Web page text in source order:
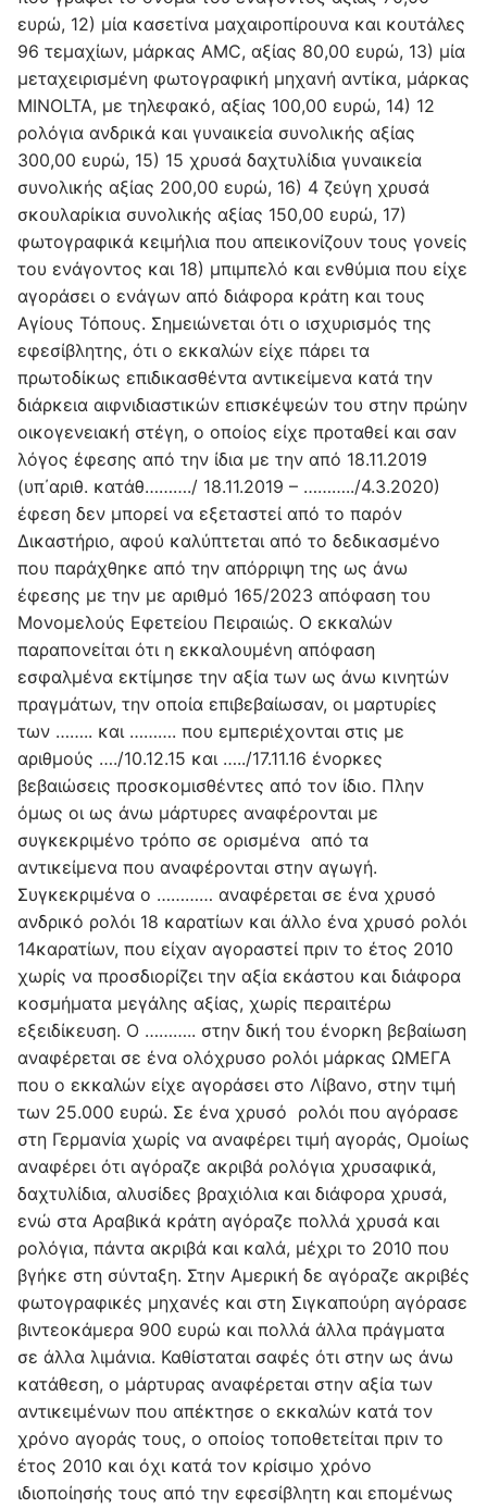
ευρώ, 12) μία κασετίνα μαχαιροπίρουνα και κουτάλες
96 τεμαχίων, μάρκας AMC, αξίας 80,00 ευρώ, 13) μία
μεταχειρισμένη φωτογραφική μηχανή αντίκα, μάρκας
MINOLTA, με τηλεφακό, αξίας 100,00 ευρώ, 14) 12
ρολόγια ανδρικά και γυναικεία συνολικής αξίας
300,00 ευρώ, 15) 15 χρυσά δαχτυλίδια γυναικεία
συνολικής αξίας 200,00 ευρώ, 16) 4 ζεύγη χρυσά
σκουλαρίκια συνολικής αξίας 150,00 ευρώ, 17)
φωτογραφικά κειμήλια που απεικονίζουν τους γονείς
του ενάγοντος και 18) μπιμπελό και ενθύμια που είχε
αγοράσει ο ενάγων από διάφορα κράτη και τους
Αγίους Τόπους. Σημειώνεται ότι ο ισχυρισμός της
εφεσίβλητης, ότι ο εκκαλών είχε πάρει τα
πρωτοδίκως επιδικασθέντα αντικείμενα κατά την
διάρκεια αιφνιδιαστικών επισκέψεών του στην πρώην
οικογενειακή στέγη, ο οποίος είχε προταθεί και σαν
λόγος έφεσης από την ίδια με την από 18.11.2019
(υπ΄αριθ. κατάθ………./ 18.11.2019 – ………../4.3.2020)
έφεση δεν μπορεί να εξεταστεί από το παρόν
Δικαστήριο, αφού καλύπτεται από το δεδικασμένο
που παράχθηκε από την απόρριψη της ως άνω
έφεσης με την με αριθμό 165/2023 απόφαση του
Μονομελούς Εφετείου Πειραιώς. Ο εκκαλών
παραπονείται ότι η εκκαλουμένη απόφαση
εσφαλμένα εκτίμησε την αξία των ως άνω κινητών
πραγμάτων, την οποία επιβεβαίωσαν, οι μαρτυρίες
των …….. και ………. που εμπεριέχονται στις με
αριθμούς …./10.12.15 και …../17.11.16 ένορκες
βεβαιώσεις προσκομισθέντες από τον ίδιο. Πλην
όμως οι ως άνω μάρτυρες αναφέρονται με
συγκεκριμένο τρόπο σε ορισμένα από τα
αντικείμενα που αναφέρονται στην αγωγή.
Συγκεκριμένα ο ………… αναφέρεται σε ένα χρυσό
ανδρικό ρολόι 18 καρατίων και άλλο ένα χρυσό ρολόι
14καρατίων, που είχαν αγοραστεί πριν το έτος 2010
χωρίς να προσδιορίζει την αξία εκάστου και διάφορα
κοσμήματα μεγάλης αξίας, χωρίς περαιτέρω
εξειδίκευση. Ο ……….. στην δική του ένορκη βεβαίωση
αναφέρεται σε ένα ολόχρυσο ρολόι μάρκας ΩΜΕΓΑ
που ο εκκαλών είχε αγοράσει στο Λίβανο, στην τιμή
των 25.000 ευρώ. Σε ένα χρυσό ρολόι που αγόρασε
στη Γερμανία χωρίς να αναφέρει τιμή αγοράς, Ομοίως
αναφέρει ότι αγόραζε ακριβά ρολόγια χρυσαφικά,
δαχτυλίδια, αλυσίδες βραχιόλια και διάφορα χρυσά,
ενώ στα Αραβικά κράτη αγόραζε πολλά χρυσά και
ρολόγια, πάντα ακριβά και καλά, μέχρι το 2010 που
βγήκε στη σύνταξη. Στην Αμερική δε αγόραζε ακριβές
φωτογραφικές μηχανές και στη Σιγκαπούρη αγόρασε
βιντεοκάμερα 900 ευρώ και πολλά άλλα πράγματα
σε άλλα λιμάνια. Καθίσταται σαφές ότι στην ως άνω
κατάθεση, ο μάρτυρας αναφέρεται στην αξία των
αντικειμένων που απέκτησε ο εκκαλών κατά τον
χρόνο αγοράς τους, ο οποίος τοποθετείται πριν το
έτος 2010 και όχι κατά τον κρίσιμο χρόνο
ιδιοποίησής τους από την εφεσίβλητη και επομένως